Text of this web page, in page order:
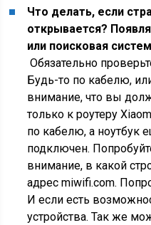
Что делать, если
открывается?
или поисковая
Обязательно
Будь-то по кабелю,
внимание, что вы
только к роутеру
по кабелю, а ноутбук
подключен.
внимание, в какой
адрес miwifi.com.
И если есть
устройства. Так же